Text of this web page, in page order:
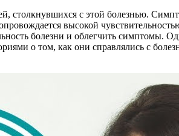
столкнувшихся с этой болезнью.
высокой
болезни и облегчить симптомы.
о том, как они справлялись с